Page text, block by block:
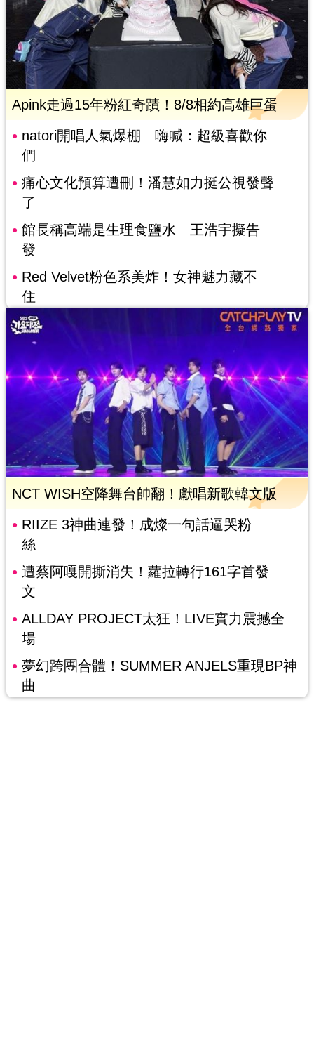
Apink走過15年粉紅奇蹟！8/8相約高雄巨蛋
natori開唱人氣爆棚 嗨喊：超級喜歡你
們
痛心文化預算遭刪！潘慧如力挺公視發聲
了
館長稱高端是生理食鹽水 王浩宇擬告
發
Red Velvet粉色系美炸！女神魅力藏不
住
NCT WISH空降舞台帥翻！獻唱新歌韓文版
RIIZE 3神曲連發！成燦一句話逼哭粉
絲
遭蔡阿嘎開撕消失！蘿拉轉行161字首發
文
ALLDAY PROJECT太狂！LIVE實力震撼全
場
夢幻跨團合體！SUMMER ANJELS重現BP神
曲